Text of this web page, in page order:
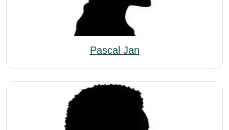
Pascal Jan